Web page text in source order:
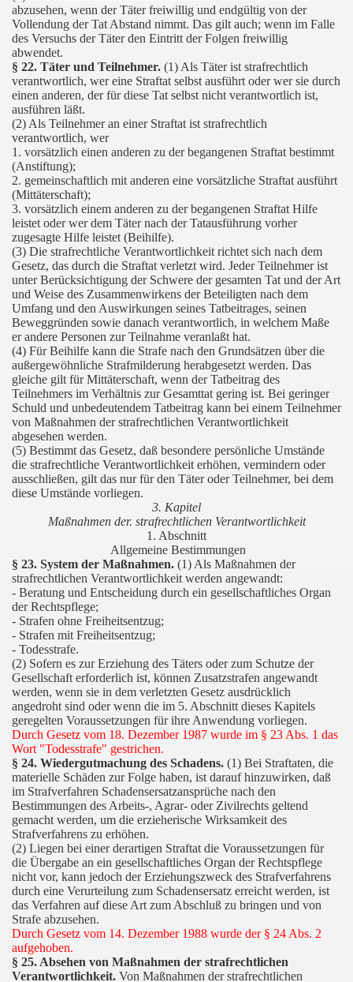
abzusehen, wenn der Täter freiwillig und endgültig von der
Vollendung der Tat Abstand nimmt. Das gilt auch; wenn im Falle
des Versuchs der Täter den Eintritt der Folgen freiwillig
abwendet.
§ 22. Täter und Teilnehmer. (1) Als Täter ist strafrechtlich
verantwortlich, wer eine Straftat selbst ausführt oder wer sie durch
einen anderen, der für diese Tat selbst nicht verantwortlich ist,
ausführen läßt.
(2) Als Teilnehmer an einer Straftat ist strafrechtlich
verantwortlich, wer
1. vorsätzlich einen anderen zu der begangenen Straftat bestimmt
(Anstiftung);
2. gemeinschaftlich mit anderen eine vorsätzliche Straftat ausführt
(Mittäterschaft);
3. vorsätzlich einem anderen zu der begangenen Straftat Hilfe
leistet oder wer dem Täter nach der Tatausführung vorher
zugesagte Hilfe leistet (Beihilfe).
(3) Die strafrechtliche Verantwortlichkeit richtet sich nach dem
Gesetz, das durch die Straftat verletzt wird. Jeder Teilnehmer ist
unter Berücksichtigung der Schwere der gesamten Tat und der Art
und Weise des Zusammenwirkens der Beteiligten nach dem
Umfang und den Auswirkungen seines Tatbeitrages, seinen
Beweggründen sowie danach verantwortlich, in welchem Maße
er andere Personen zur Teilnahme veranlaßt hat.
(4) Für Beihilfe kann die Strafe nach den Grundsätzen über die
außergewöhnliche Strafmilderung herabgesetzt werden. Das
gleiche gilt für Mittäterschaft, wenn der Tatbeitrag des
Teilnehmers im Verhältnis zur Gesamttat gering ist. Bei geringer
Schuld und unbedeutendem Tatbeitrag kann bei einem Teilnehmer
von Maßnahmen der strafrechtlichen Verantwortlichkeit
abgesehen werden.
(5) Bestimmt das Gesetz, daß besondere persönliche Umstände
die strafrechtliche Verantwortlichkeit erhöhen, vermindern oder
ausschließen, gilt das nur für den Täter oder Teilnehmer, bei dem
diese Umstände vorliegen.
3. Kapitel
Maßnahmen der. strafrechtlichen Verantwortlichkeit
1. Abschnitt
Allgemeine Bestimmungen
§ 23. System der Maßnahmen. (1) Als Maßnahmen der
strafrechtlichen Verantwortlichkeit werden angewandt:
- Beratung und Entscheidung durch ein gesellschaftliches Organ
der Rechtspflege;
- Strafen ohne Freiheitsentzug;
- Strafen mit Freiheitsentzug;
- Todesstrafe.
(2) Sofern es zur Erziehung des Täters oder zum Schutze der
Gesellschaft erforderlich ist, können Zusatzstrafen angewandt
werden, wenn sie in dem verletzten Gesetz ausdrücklich
angedroht sind oder wenn die im 5. Abschnitt dieses Kapitels
geregelten Voraussetzungen für ihre Anwendung vorliegen.
Durch Gesetz vom 18. Dezember 1987 wurde im § 23 Abs. 1 das
Wort "Todesstrafe" gestrichen.
§ 24. Wiedergutmachung des Schadens. (1) Bei Straftaten, die
materielle Schäden zur Folge haben, ist darauf hinzuwirken, daß
im Strafverfahren Schadensersatzansprüche nach den
Bestimmungen des Arbeits-, Agrar- oder Zivilrechts geltend
gemacht werden, um die erzieherische Wirksamkeit des
Strafverfahrens zu erhöhen.
(2) Liegen bei einer derartigen Straftat die Voraussetzungen für
die Übergabe an ein gesellschaftliches Organ der Rechtspflege
nicht vor, kann jedoch der Erziehungszweck des Strafverfahrens
durch eine Verurteilung zum Schadensersatz erreicht werden, ist
das Verfahren auf diese Art zum Abschluß zu bringen und von
Strafe abzusehen.
Durch Gesetz vom 14. Dezember 1988 wurde der § 24 Abs. 2
aufgehoben.
§ 25. Absehen von Maßnahmen der strafrechtlichen
Verantwortlichkeit. Von Maßnahmen der strafrechtlichen